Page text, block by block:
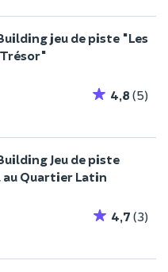
jeu de piste "Les
4,8 (5)
Jeu de piste
Quartier Latin
4,7 (3)